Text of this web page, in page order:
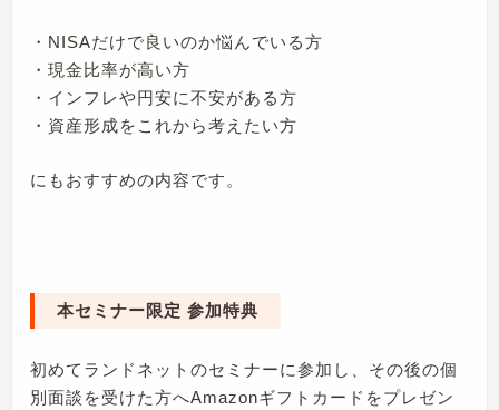
・NISAだけで良いのか悩んでいる方
・現金比率が高い方
・インフレや円安に不安がある方
・資産形成をこれから考えたい方
にもおすすめの内容です。
本セミナー限定 参加特典
初めてランドネットのセミナーに参加し、その後の個
別面談を受けた方へAmazonギフトカードをプレゼン